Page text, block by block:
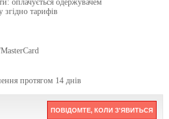
оплачується одержувачем
тарифів
протягом 14 днів
ПОВІДОМТЕ, КОЛИ З'ЯВИТЬСЯ